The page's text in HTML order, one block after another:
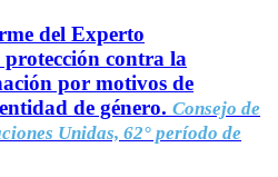
del Experto
contra la
por motivos de
de género. Consejo de
Unidas, 62° período de